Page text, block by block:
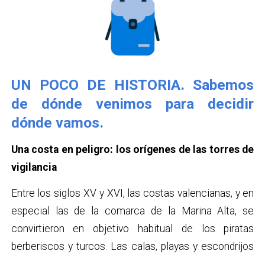
UN POCO DE HISTORIA. Sabemos
de dónde venimos para decidir
dónde vamos.
Una costa en peligro: los orígenes de las torres de
vigilancia
Entre los siglos XV y XVI, las costas valencianas, y en
especial las de la comarca de la Marina Alta, se
convirtieron en objetivo habitual de los piratas
berberiscos y turcos. Las calas, playas y escondrijos